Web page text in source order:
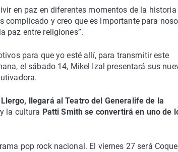
en paz en diferentes momentos de la historia
y creo que es importante para
paz entre religiones”.
para que yo esté allí, para transmitir este
el sábado 14, Mikel Izal presentará sus
llegará al Teatro del Generalife de la
la cultura Patti Smith se convertirá en uno de
pop rock nacional. El viernes 27 será Coque